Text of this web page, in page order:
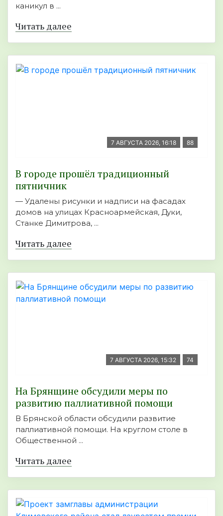
каникул в ...
Читать далее
7 АВГУСТА 2026, 16:18 88
В городе прошёл традиционный
пятничник
— Удалены рисунки и надписи на фасадах
домов на улицах Красноармейская, Дуки,
Станке Димитрова, ...
Читать далее
7 АВГУСТА 2026, 15:32 74
На Брянщине обсудили меры по
развитию паллиативной помощи
В Брянской области обсудили развитие
паллиативной помощи. На круглом столе в
Общественной ...
Читать далее